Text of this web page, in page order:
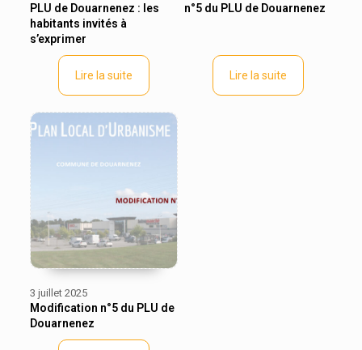
PLU de Douarnenez : les
habitants invités à
s’exprimer
Lire la suite
n°5 du PLU de Douarnenez
Lire la suite
3 juillet 2025
Modification n°5 du PLU de
Douarnenez